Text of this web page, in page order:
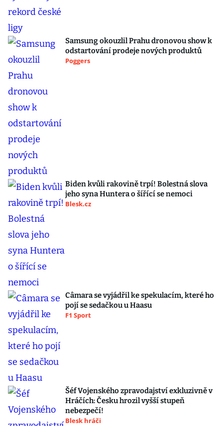
Samsung okouzlil Prahu dronovou show k
odstartování prodeje nových produktů
Poggers
Biden kvůli rakovině trpí! Bolestná slova
jeho syna Huntera o šířící se nemoci
Blesk.cz
Câmara se vyjádřil ke spekulacím, které ho
pojí se sedačkou u Haasu
F1 Sport
Šéf Vojenského zpravodajství exkluzivně v
Hráčích: Česku hrozil vyšší stupeň
nebezpečí!
Blesk hráči